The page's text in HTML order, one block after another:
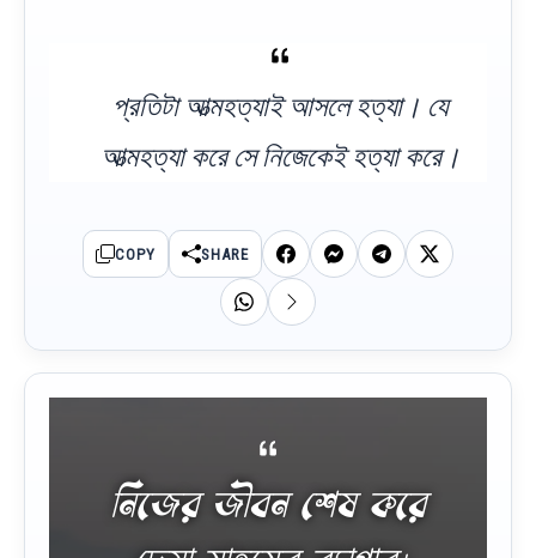
প্রতিটা আত্মহত্যাই আসলে হত্যা। যে
আত্মহত্যা করে সে নিজেকেই হত্যা করে।
COPY SHARE
নিজের জীবন শেষ করে